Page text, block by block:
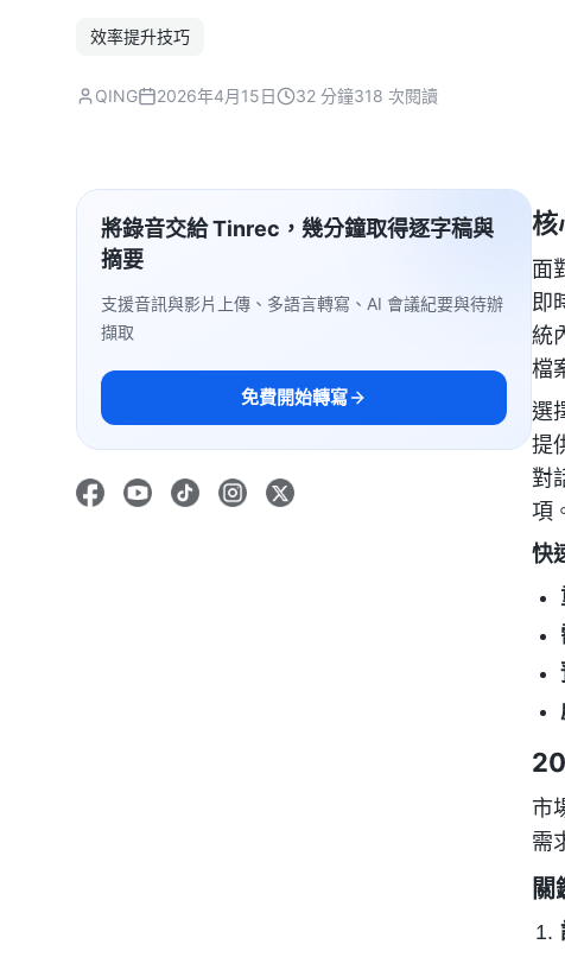
效率提升技巧
QING 2026年4月15日 32 分鐘318 次閱讀
將錄音交給 Tinrec，幾分鐘取得逐字稿與
摘要
支援音訊與影片上傳、多語言轉寫、AI 會議紀要與待辦
擷取
免費開始轉寫
核
面
即
統
檔
選
提
對
項
快
市
需
關